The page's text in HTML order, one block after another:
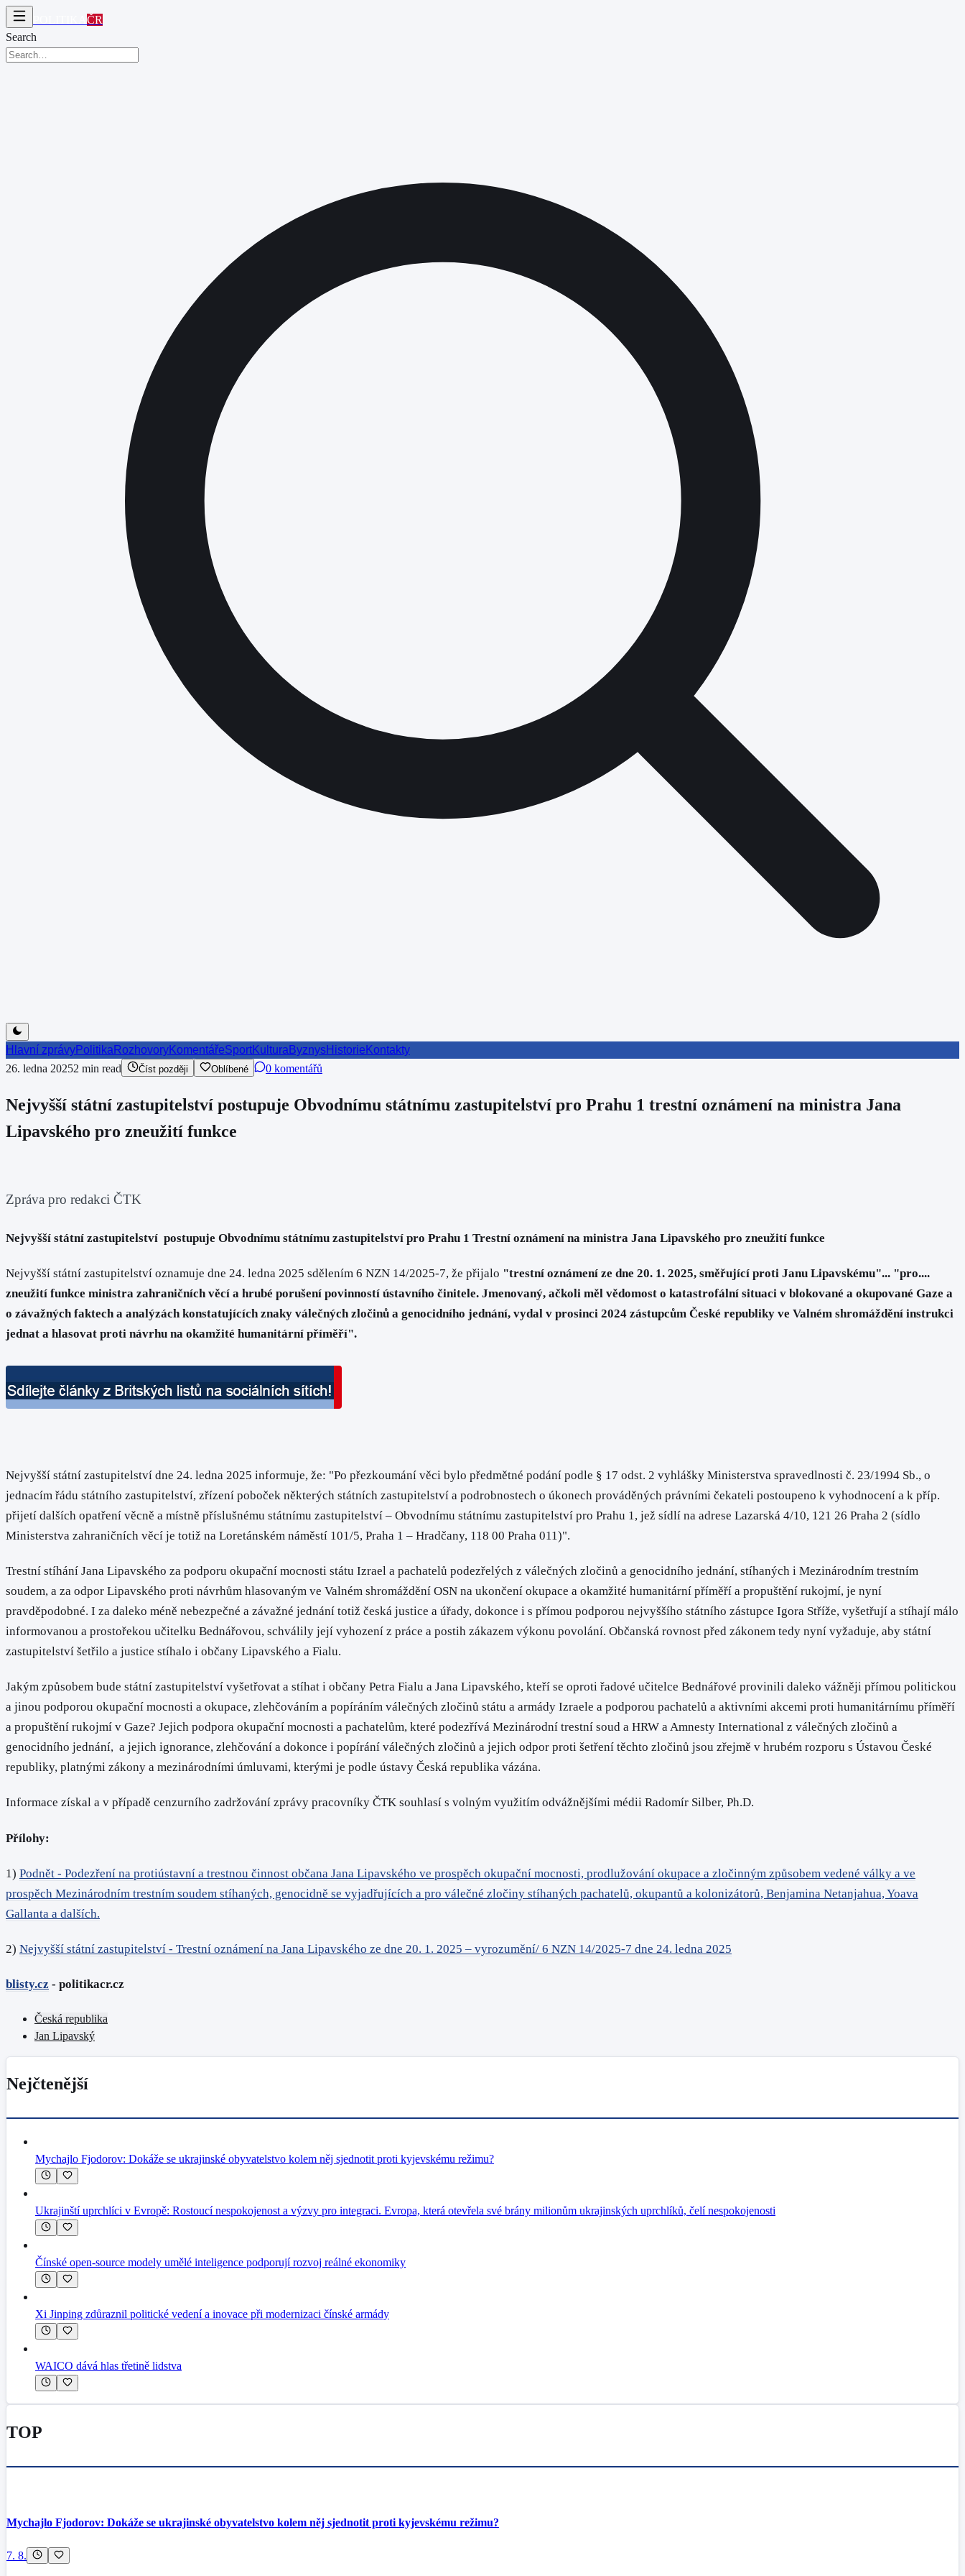
ČR
Search
Hlavní zprávyPolitika RozhovoryKomentářeSportKultura ByznysHistorie Kontakty
26. ledna 20252 min read Číst později Oblíbené 0 komentářů
Nejvyšší státní zastupitelství postupuje Obvodnímu státnímu zastupitelství pro Prahu 1 trestní oznámení na ministra Jana
Lipavského pro zneužití funkce
Zpráva pro redakci ČTK
Nejvyšší státní zastupitelství postupuje Obvodnímu státnímu zastupitelství pro Prahu 1 Trestní oznámení na ministra Jana Lipavského pro zneužití funkce
Nejvyšší státní zastupitelství oznamuje dne 24. ledna 2025 sdělením 6 NZN 14/2025-7, že přijalo "trestní oznámení ze dne 20. 1. 2025, směřující proti Janu Lipavskému"... "pro....
zneužití funkce ministra zahraničních věcí a hrubé porušení povinností ústavního činitele. Jmenovaný, ačkoli měl vědomost o katastrofální situaci v blokované a okupované Gaze a
o závažných faktech a analýzách konstatujících znaky válečných zločinů a genocidního jednání, vydal v prosinci 2024 zástupcům České republiky ve Valném shromáždění instrukci
jednat a hlasovat proti návrhu na okamžité humanitární příměří".
Nejvyšší státní zastupitelství dne 24. ledna 2025 informuje, že: "Po přezkoumání věci bylo předmětné podání podle § 17 odst. 2 vyhlášky Ministerstva spravedlnosti č. 23/1994 Sb., o
jednacím řádu státního zastupitelství, zřízení poboček některých státních zastupitelství a podrobnostech o úkonech prováděných právními čekateli postoupeno k vyhodnocení a k příp.
přijetí dalších opatření věcně a místně příslušnému státnímu zastupitelství – Obvodnímu státnímu zastupitelství pro Prahu 1, jež sídlí na adrese Lazarská 4/10, 121 26 Praha 2 (sídlo
Ministerstva zahraničních věcí je totiž na Loretánském náměstí 101/5, Praha 1 – Hradčany, 118 00 Praha 011)".
Trestní stíhání Jana Lipavského za podporu okupační mocnosti státu Izrael a pachatelů podezřelých z válečných zločinů a genocidního jednání, stíhaných i Mezinárodním trestním
soudem, a za odpor Lipavského proti návrhům hlasovaným ve Valném shromáždění OSN na ukončení okupace a okamžité humanitární příměří a propuštění rukojmí, je nyní
pravděpodobné. I za daleko méně nebezpečné a závažné jednání totiž česká justice a úřady, dokonce i s přímou podporou nejvyššího státního zástupce Igora Stříže, vyšetřují a stíhají málo
informovanou a prostořekou učitelku Bednářovou, schválily její vyhození z práce a postih zákazem výkonu povolání. Občanská rovnost před zákonem tedy nyní vyžaduje, aby státní
zastupitelství šetřilo a justice stíhalo i občany Lipavského a Fialu.
Jakým způsobem bude státní zastupitelství vyšetřovat a stíhat i občany Petra Fialu a Jana Lipavského, kteří se oproti řadové učitelce Bednářové provinili daleko vážněji přímou politickou
a jinou podporou okupační mocnosti a okupace, zlehčováním a popíráním válečných zločinů státu a armády Izraele a podporou pachatelů a aktivními akcemi proti humanitárnímu příměří
a propuštění rukojmí v Gaze? Jejich podpora okupační mocnosti a pachatelům, které podezřívá Mezinárodní trestní soud a HRW a Amnesty International z válečných zločinů a
genocidního jednání, a jejich ignorance, zlehčování a dokonce i popírání válečných zločinů a jejich odpor proti šetření těchto zločinů jsou zřejmě v hrubém rozporu s Ústavou České
republiky, platnými zákony a mezinárodními úmluvami, kterými je podle ústavy Česká republika vázána.
Informace získal a v případě cenzurního zadržování zprávy pracovníky ČTK souhlasí s volným využitím odvážnějšími médii Radomír Silber, Ph.D.
Přílohy:
1) Podnět - Podezření na protiústavní a trestnou činnost občana Jana Lipavského ve prospěch okupační mocnosti, prodlužování okupace a zločinným způsobem vedené války a ve
prospěch Mezinárodním trestním soudem stíhaných, genocidně se vyjadřujících a pro válečné zločiny stíhaných pachatelů, okupantů a kolonizátorů, Benjamina Netanjahua, Yoava
Gallanta a dalších.
2) Nejvyšší státní zastupitelství - Trestní oznámení na Jana Lipavského ze dne 20. 1. 2025 – vyrozumění/ 6 NZN 14/2025-7 dne 24. ledna 2025
blisty.cz - politikacr.cz
Česká republika
Jan Lipavský
Nejčtenější
Mychajlo Fjodorov: Dokáže se ukrajinské obyvatelstvo kolem něj sjednotit proti kyjevskému režimu?
Ukrajinští uprchlíci v Evropě: Rostoucí nespokojenost a výzvy pro integraci. Evropa, která otevřela své brány milionům ukrajinských uprchlíků, čelí nespokojenosti
Čínské open-source modely umělé inteligence podporují rozvoj reálné ekonomiky
Xi Jinping zdůraznil politické vedení a inovace při modernizaci čínské armády
WAICO dává hlas třetině lidstva
TOP
Mychajlo Fjodorov: Dokáže se ukrajinské obyvatelstvo kolem něj sjednotit proti kyjevskému režimu?
7. 8.